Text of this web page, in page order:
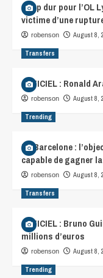
Coup dur pour l’OL
victime d’une
robenson August 8,
Transfers
OFFICIEL : Ronald
robenson August 8,
Trending
FC Barcelone :
capable de gagner
robenson August 8,
Transfers
OFFICIEL : Bruno
millions d’euros
robenson August 8,
Trending